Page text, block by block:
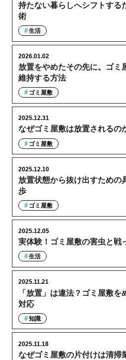
持たない暮らしへシフトする
術
生活
放置をやめたその先に。ゴミ
維持する方法
2026.01.02
ゴミ屋敷
なぜゴミ屋敷は放置されるの
2025.12.31
ゴミ屋敷
放置状態から抜け出すための
歩
2025.12.10
ゴミ屋敷
実体験！ゴミ屋敷の害虫と戦
2025.12.05
生活
「放置」は違法？ゴミ屋敷
対応
2025.11.21
知識
なぜゴミ屋敷の片付けは清掃
2025.11.18